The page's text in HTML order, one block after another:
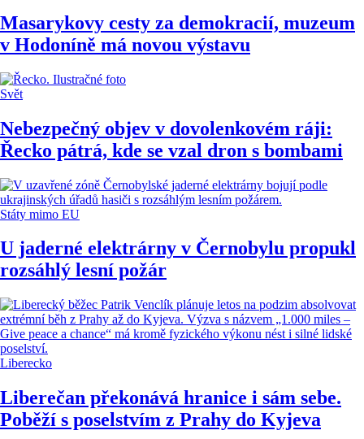
Masarykovy cesty za demokracií, muzeum
v Hodoníně má novou výstavu
Svět
Nebezpečný objev v dovolenkovém ráji:
Řecko pátrá, kde se vzal dron s bombami
Státy mimo EU
U jaderné elektrárny v Černobylu propukl
rozsáhlý lesní požár
Liberecko
Liberečan překonává hranice i sám sebe.
Poběží s poselstvím z Prahy do Kyjeva